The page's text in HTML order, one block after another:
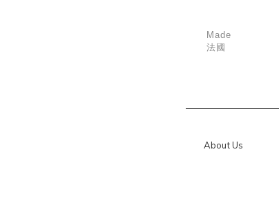
Made
法國
About Us